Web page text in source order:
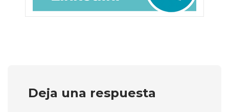
Deja una respuesta